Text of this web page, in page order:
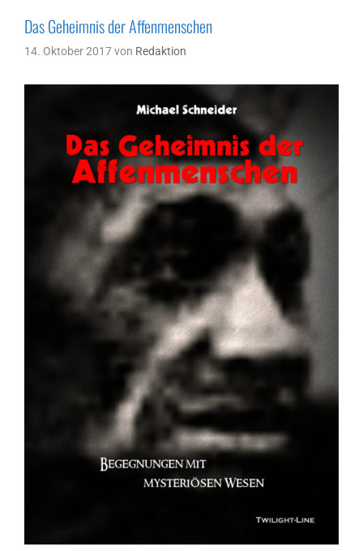
Das Geheimnis der Affenmenschen
14. Oktober 2017von Redaktion